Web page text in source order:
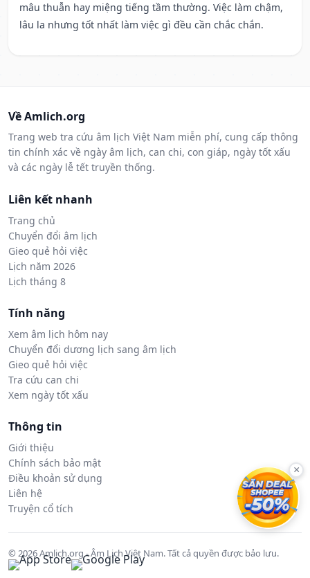
mâu thuẫn hay miệng tiếng tầm thường. Việc làm chậm,
lâu la nhưng tốt nhất làm việc gì đều cần chắc chắn.
Về Amlich.org
Trang web tra cứu âm lịch Việt Nam miễn phí, cung cấp thông
tin chính xác về ngày âm lịch, can chi, con giáp, ngày tốt xấu
và các ngày lễ tết truyền thống.
Liên kết nhanh
Trang chủ
Chuyển đổi âm lịch
Gieo quẻ hỏi việc
Lịch năm 2026
Lịch tháng 8
Tính năng
Xem âm lịch hôm nay
Chuyển đổi dương lịch sang âm lịch
Gieo quẻ hỏi việc
Tra cứu can chi
Xem ngày tốt xấu
Thông tin
Giới thiệu
Chính sách bảo mật
Điều khoản sử dụng
Liên hệ
Truyện cổ tích
© 2026 Amlich.org - Âm Lịch Việt Nam. Tất cả quyền được bảo lưu.
×